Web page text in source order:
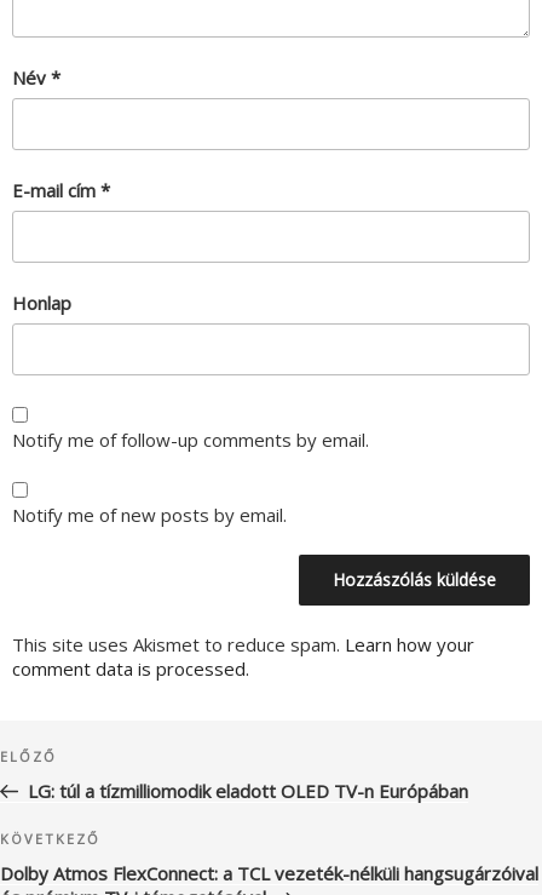
Név *
E-mail cím *
Honlap
Notify me of follow-up comments by email.
Notify me of new posts by email.
This site uses Akismet to reduce spam. Learn how your
comment data is processed.
navigáció
Korábbi
bejegyzés
ELŐZŐ
LG: túl a tízmilliomodik eladott OLED TV-n Európában
Következő
bejegyzés
KÖVETKEZŐ
Dolby Atmos FlexConnect: a TCL vezeték-nélküli hangsugárzóival